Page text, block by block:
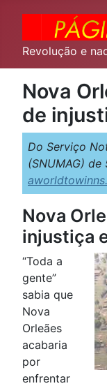
Revolução e
Nova
de
Do Serviço
(SNUMAG)
Nova
injustiça
“Toda a
gente”
sabia que
Nova
Orleães
acabaria
por
enfrentar